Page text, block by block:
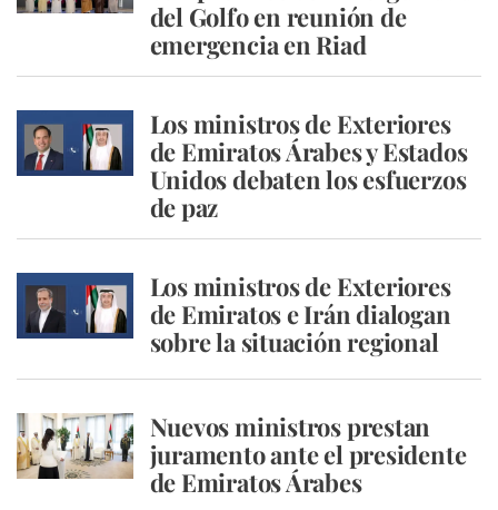
del Golfo en reunión de
emergencia en Riad
Los ministros de Exteriores
de Emiratos Árabes y Estados
Unidos debaten los esfuerzos
de paz
Los ministros de Exteriores
de Emiratos e Irán dialogan
sobre la situación regional
Nuevos ministros prestan
juramento ante el presidente
de Emiratos Árabes